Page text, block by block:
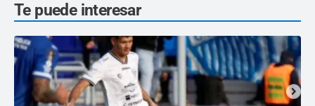
Te puede interesar